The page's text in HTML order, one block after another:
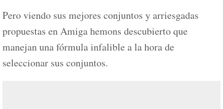
Pero viendo sus mejores conjuntos y arriesgadas
propuestas en Amiga hemons descubierto que
manejan una fórmula infalible a la hora de
seleccionar sus conjuntos.